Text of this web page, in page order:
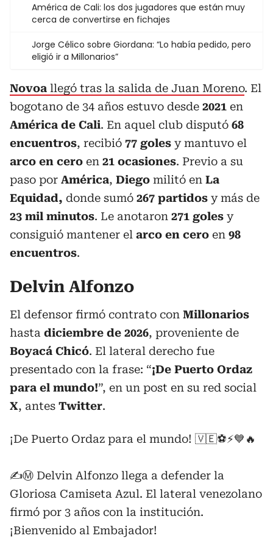
América de Cali: los dos jugadores que están muy
cerca de convertirse en fichajes
Jorge Célico sobre Giordana: “Lo había pedido, pero
eligió ir a Millonarios”
Novoa llegó tras la salida de Juan Moreno. El
bogotano de 34 años estuvo desde 2021 en
América de Cali. En aquel club disputó 68
encuentros, recibió 77 goles y mantuvo el
arco en cero en 21 ocasiones. Previo a su
paso por América, Diego militó en La
Equidad, donde sumó 267 partidos y más de
23 mil minutos. Le anotaron 271 goles y
consiguió mantener el arco en cero en 98
encuentros.
Delvin Alfonzo
El defensor firmó contrato con Millonarios
hasta diciembre de 2026, proveniente de
Boyacá Chicó. El lateral derecho fue
presentado con la frase: “¡De Puerto Ordaz
para el mundo!”, en un post en su red social
X, antes Twitter.
¡De Puerto Ordaz para el mundo! 🇻🇪⚽️⚡️💙🔥
✍️Ⓜ️ Delvin Alfonzo llega a defender la
Gloriosa Camiseta Azul. El lateral venezolano
firmó por 3 años con la institución.
¡Bienvenido al Embajador!